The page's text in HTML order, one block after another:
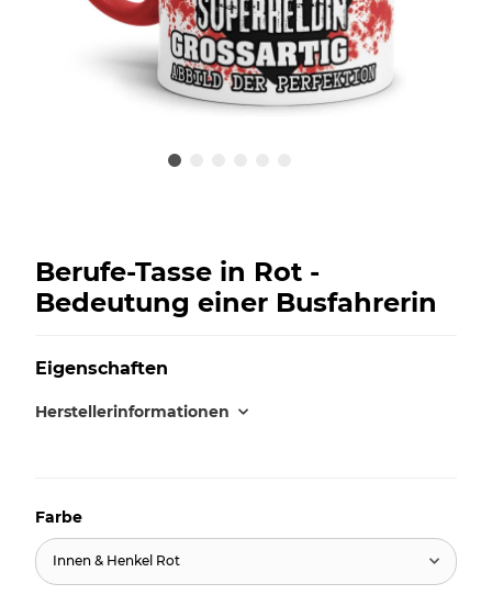
Berufe-Tasse in Rot -
Bedeutung einer Busfahrerin
Eigenschaften
Herstellerinformationen
Farbe
Innen & Henkel Rot